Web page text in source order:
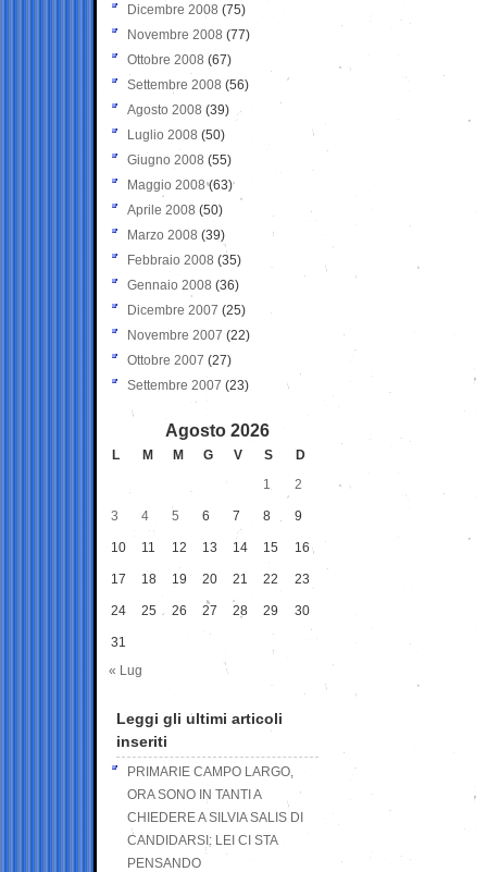
Dicembre 2008 (75)
Novembre 2008 (77)
Ottobre 2008 (67)
Settembre 2008 (56)
Agosto 2008 (39)
Luglio 2008 (50)
Giugno 2008 (55)
Maggio 2008(63)
Aprile 2008 (50)
Marzo 2008 (39)
Febbraio 2008 (35)
Gennaio 2008 (36)
Dicembre 2007 (25)
Novembre 2007 (22)
Ottobre 2007 (27)
Settembre 2007 (23)
Agosto 2026
L M M G V S
D
1
2
3 4 5 6 7 8 9
10 11 12 13 14 15 16
17 18 19 20 21 22 23
24 25 26 27 28 29 30
31
« Lug
Leggi gli ultimi articoli
inseriti
PRIMARIE CAMPO LARGO,
ORA SONO IN TANTI A
CHIEDERE A SILVIA SALIS DI
CANDIDARSI: LEI CI STA
PENSANDO